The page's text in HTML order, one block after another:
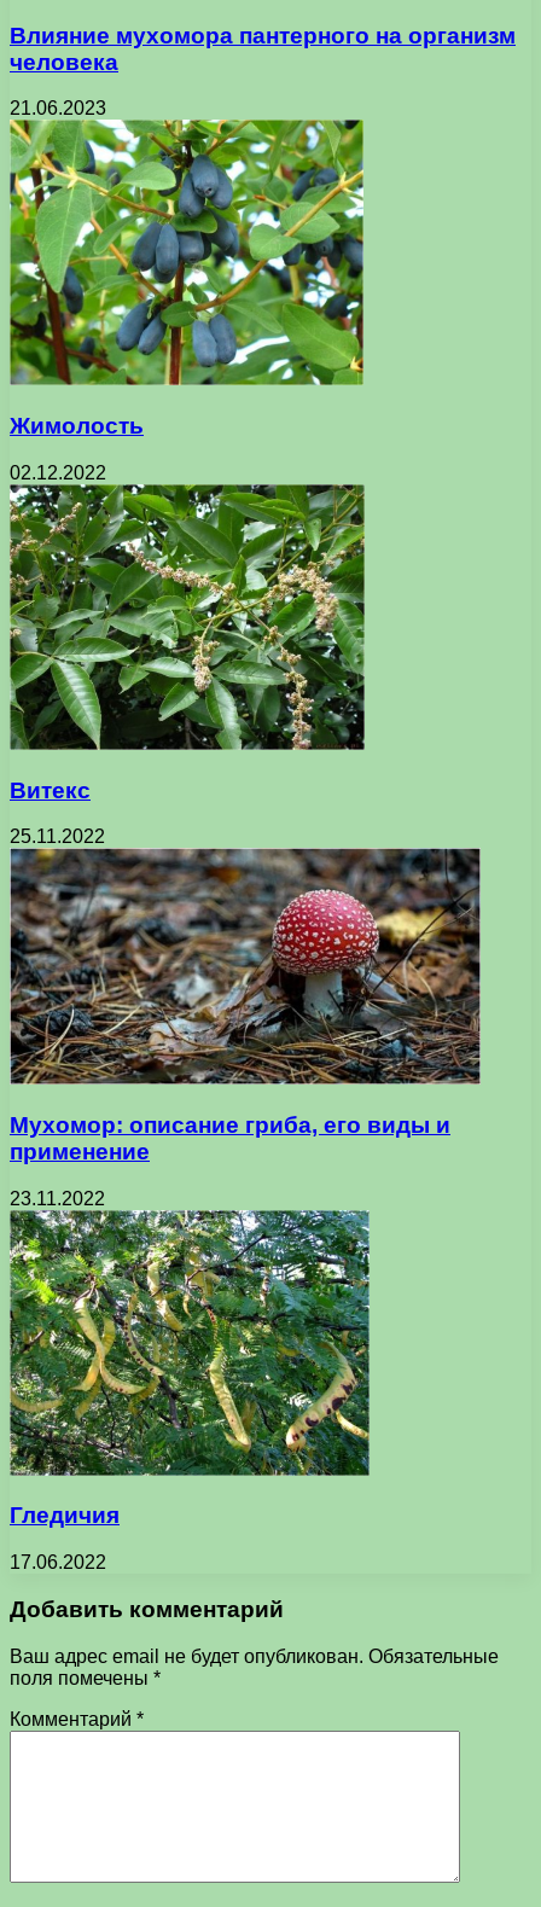
Влияние мухомора пантерного на организм
человека
21.06.2023
Жимолость
02.12.2022
Витекс
25.11.2022
Мухомор: описание гриба, его виды и
применение
23.11.2022
Гледичия
17.06.2022
Добавить комментарий
Ваш адрес email не будет опубликован. Обязательные
поля помечены *
Комментарий *